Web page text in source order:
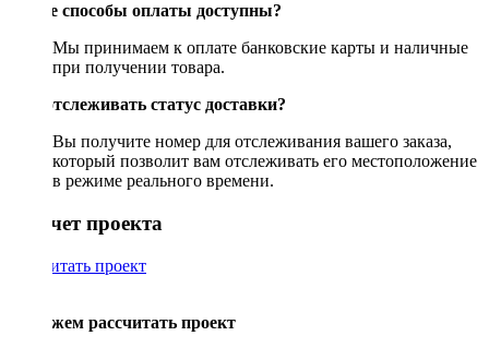
Какие способы оплаты доступны?
Мы принимаем к оплате банковские карты и наличные
при получении товара.
Как отслеживать статус доставки?
Вы получите номер для отслеживания вашего заказа,
который позволит вам отслеживать его местоположение
в режиме реального времени.
Рассчет проекта
Рассчитать проект
Поможем рассчитать проект